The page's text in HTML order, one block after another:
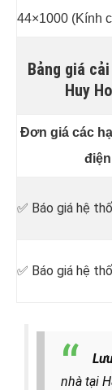
44×1000 (Kính
Bảng giá
Huy
Đơn giá các
✅ Báo giá hệ
✅ Báo giá hệ
nhà tại